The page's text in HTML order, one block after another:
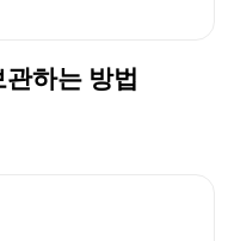
하는 방법